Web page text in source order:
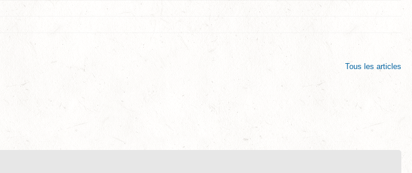
Tous les articles